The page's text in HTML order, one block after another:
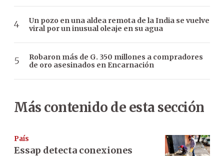
Un pozo en una aldea remota de la India se vuelve
viral por un inusual oleaje en su agua
Robaron más de G. 350 millones a compradores
de oro asesinados en Encarnación
Más contenido de esta sección
País
Essap detecta conexiones